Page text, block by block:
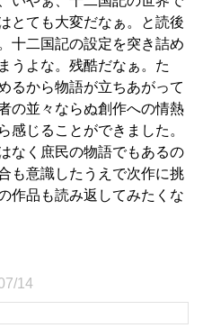
とても大変だなぁ。と読後
十二国記の設定を突き詰め
うよな。残酷だなぁ。た
るから物語が立ちあがって
の並々ならぬ創作への情熱
感じることができました。
なく庶民の物語でもあるの
も意識したうえで次作に挑
作品も読み返してみたくな
14